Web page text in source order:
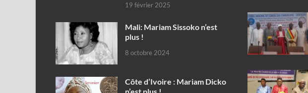
19 février 2025
Mali: Mariam Sissoko n’est
plus !
8 octobre 2024
Côte d’Ivoire : Mariam Dicko